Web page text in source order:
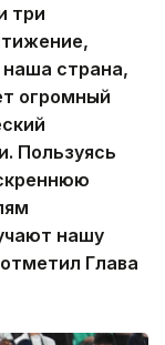
три
страна,
огромный
Пользуясь
нашу
Глава